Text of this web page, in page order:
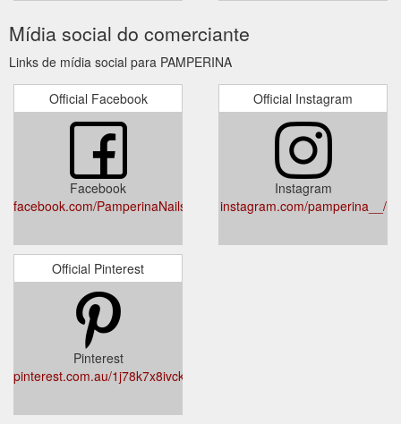
Mídia social do comerciante
Links de mídia social para PAMPERINA
Official Facebook
Facebook
facebook.com/PamperinaNails/
Official Instagram
Instagram
instagram.com/pamperina__/
Official Pinterest
Pinterest
pinterest.com.au/1j78k7x8ivckxj7kksy71pq7mr6lcf/